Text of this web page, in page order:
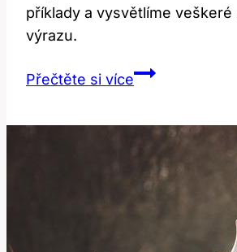
příklady a vysvětlíme
výrazu.
Přečtěte si víceWon’t:
používat
tento
anglický